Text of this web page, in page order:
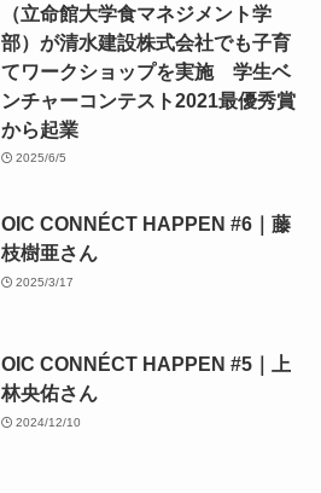
（立命館大学食マネジメント学
部）が清水建設株式会社でも子育
てワークショップを実施 学生ベ
ンチャーコンテスト2021最優秀賞
から起業
2025/6/5
OIC CONNÉCT HAPPEN #6｜藤
枝樹亜さん
2025/3/17
OIC CONNÉCT HAPPEN #5｜上
林央佑さん
2024/12/10